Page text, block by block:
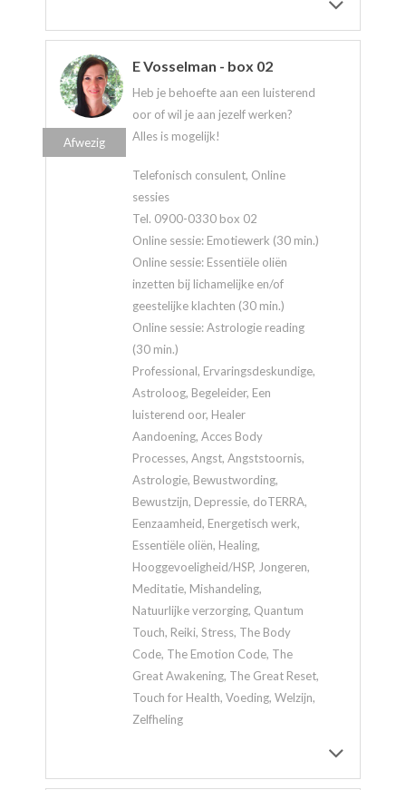
E Vosselman - box 02
Heb je behoefte aan een luisterend
oor of wil je aan jezelf werken?
Alles is mogelijk!
Telefonisch consulent, Online
sessies
Tel. 0900-0330 box 02
Online sessie: Emotiewerk (30 min.)
Online sessie: Essentiële oliën
inzetten bij lichamelijke en/of
geestelijke klachten (30 min.)
Online sessie: Astrologie reading
(30 min.)
Professional, Ervaringsdeskundige,
Astroloog, Begeleider, Een
luisterend oor, Healer
Aandoening, Acces Body
Processes, Angst, Angststoornis,
Astrologie, Bewustwording,
Bewustzijn, Depressie, doTERRA,
Eenzaamheid, Energetisch werk,
Essentiële oliën, Healing,
Hooggevoeligheid/HSP, Jongeren,
Meditatie, Mishandeling,
Natuurlijke verzorging, Quantum
Touch, Reiki, Stress, The Body
Code, The Emotion Code, The
Great Awakening, The Great Reset,
Touch for Health, Voeding, Welzijn,
Zelfheling
Afwezig